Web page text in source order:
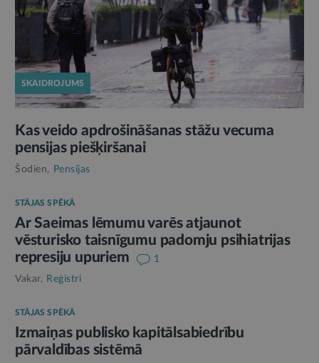
SKAIDROJUMS
Kas veido apdrošināšanas stāžu vecuma
pensijas piešķiršanai
Šodien, Pensijas
STĀJAS SPĒKĀ
Ar Saeimas lēmumu varēs atjaunot
vēsturisko taisnīgumu padomju psihiatrijas
represiju upuriem
1
Vakar, Reģistri
STĀJAS SPĒKĀ
Izmaiņas publisko kapitālsabiedrību
pārvaldības sistēmā